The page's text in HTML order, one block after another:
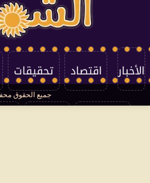
الأخبار اقتصاد تحقيقات
جميع الحقوق